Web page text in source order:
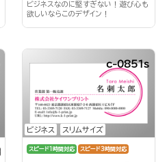
ビジネスなのに堅すぎない！遊び心も
欲しいならこのデザイン！
ビジネス スリムサイズ
c-0851s
スピード1時間対応 スピード3時間対応